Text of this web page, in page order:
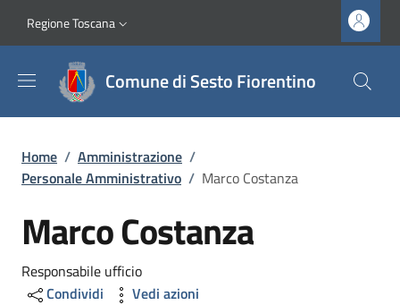
Slim top
Regione Toscana
Comune di Sesto Fiorentino
Briciole di pane
Home / Amministrazione /
Personale Amministrativo / Marco Costanza
Marco Costanza
Responsabile ufficio
Condividi
Vedi azioni